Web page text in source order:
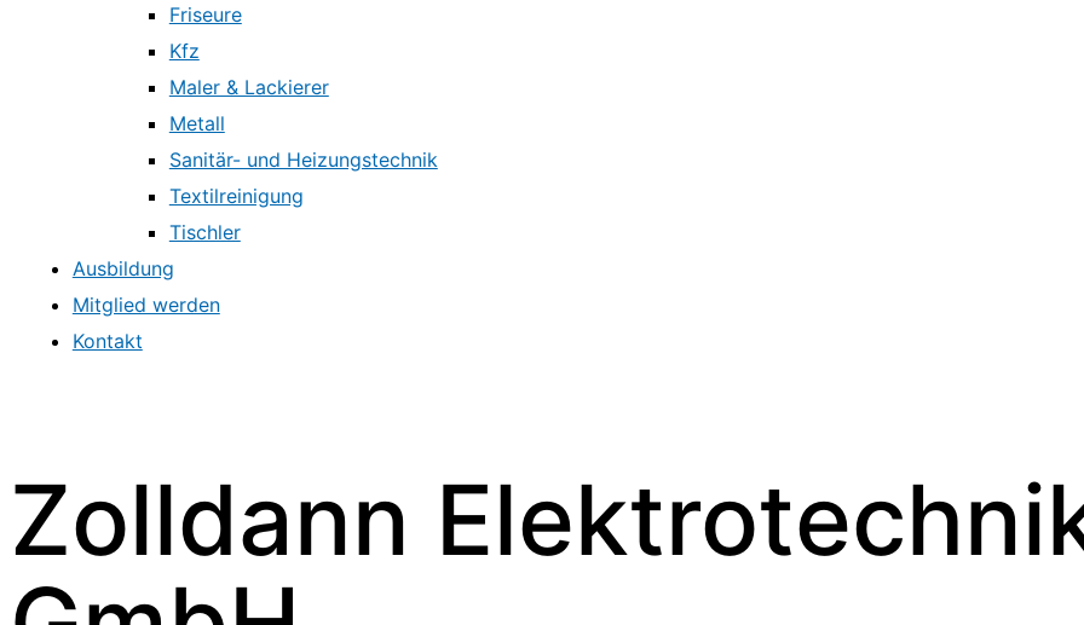
Friseure
Kfz
Maler & Lackierer
Metall
Sanitär- und Heizungstechnik
Textilreinigung
Tischler
Ausbildung
Mitglied werden
Kontakt
Zolldann